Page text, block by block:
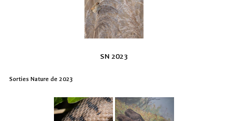
SN 2023
Sorties Nature de 2023